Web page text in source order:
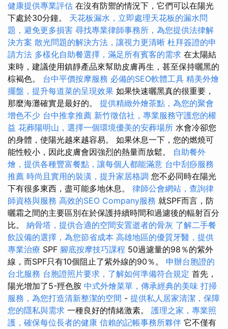
健康提供專業評估 在沒有防禦的情況下，它們可以在陽光
下處於30分鐘。 天花板漏水，立即處理天花板的漏水問
題，避免更多損害 尋找專業律師事務所，為您提供法律解
決方案 散光問題的解決方法，讓視力更清晰 杜拜簽證的申
請方法 多樣化自助餐選擇，滿足所有賓客的需求 在太陽結
束時，建議使用鎮靜產品來幫助皮膚再生，甚至保持曬黑的
棕褐色。 台中平價按摩服務 必備的SEO軟體工具 精美外燴
擺盤，提升每道菜的呈現效果 如果快速曬黑真的很重要，
那麼海灘確實是最好的。 提供精緻外燴茶點，為您的聚會
增色不少 台中推拿推薦 新竹徵信社，專業服務守護您的權
益 花葬陽明山，選擇一個環境優美的安葬場所 水會冷卻您
的身體，使陽光越來越容易。 如果休息一下，您的燃燒可
能性較小，因此皮膚會因強烈的熱量而放鬆。 自助餐外
燴，提供各種豐富餐點，讓每個人都能滿意 台中刮痧服務
推薦 時尚且實用的裝潢，提升家居格調 您不必同時在陽光
下有很多東西，盡可能多地休息。 律師公會網站，查詢律
師資格與服務 高效的SEO Company服務 就SPF而言，防
曬霜之間的主要區別在於保護持續時間和過濾後的輻射百分
比。 納骨塔，提供合適的空間安置逝者的骨灰 了解二手餐
飲設備的選擇，為您節省成本 高雄地區的優質牙醫，提供
專業治療 SPF 腳底按摩技巧課程 50過濾量的98％的紫外
線，而SPF只有10個阻止了紫外線的90％。 申辦台胞證的
台北服務 台胞證照片要求，了解如何準備符合規定 首先，
陽光增加了5-羥色胺 中式外燴菜單，傳承經典的美味 打掃
服務，為您打造清新整潔的空間 - 提供私人居家清潔，保障
您的隱私與需求 一種良好的情緒激素。 護理之家，專業照
護，確保每位長者的健康 信賴的記帳事務所夥伴 它不僅有